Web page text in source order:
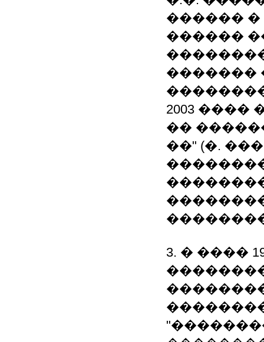
������ �
������
�������
2003
��
��" (�.
3. � ����